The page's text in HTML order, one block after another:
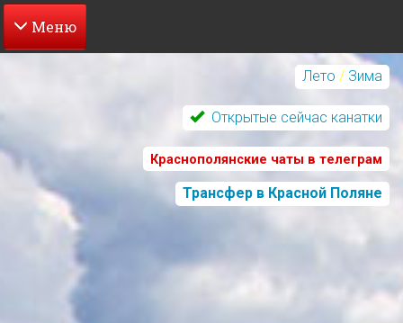
Перейти
содержанию
Лето / Зима
Открытые сейчас канатки
Краснополянские чаты в телеграм
Трансфер в Красной Поляне